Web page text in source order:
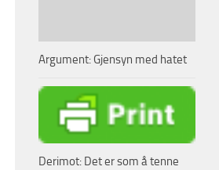
Argument: Gjensyn med hatet
Derimot: Det er som å tenne